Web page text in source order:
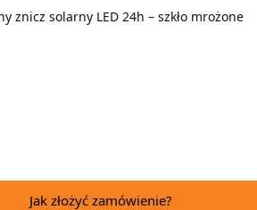
znicz solarny LED 24h – szkło mrożone
Jak złożyć zamówienie?